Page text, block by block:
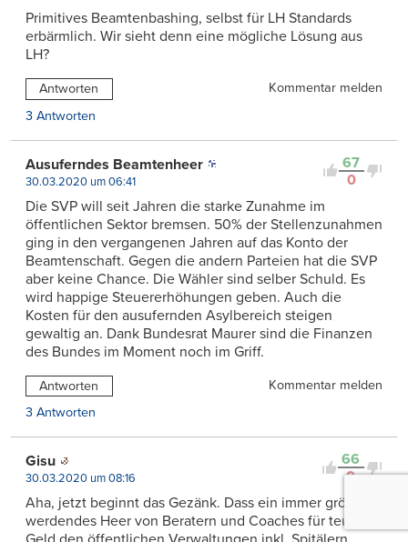
Primitives Beamtenbashing, selbst für LH Standards
erbärmlich. Wir sieht denn eine mögliche Lösung aus
LH?
Antworten
Kommentar melden
3 Antworten
67
0
Ausuferndes Beamtenheer
30.03.2020 um 06:41
Die SVP will seit Jahren die starke Zunahme im
öffentlichen Sektor bremsen. 50% der Stellenzunahmen
ging in den vergangenen Jahren auf das Konto der
Beamtenschaft. Gegen die andern Parteien hat die SVP
aber keine Chance. Die Wähler sind selber Schuld. Es
wird happige Steuererhöhungen geben. Auch die
Kosten für den ausufernden Asylbereich steigen
gewaltig an. Dank Bundesrat Maurer sind die Finanzen
des Bundes im Moment noch im Griff.
Antworten
Kommentar melden
3 Antworten
66
0
Gisu
30.03.2020 um 08:16
Aha, jetzt beginnt das Gezänk. Dass ein immer grösser
werdendes Heer von Beratern und Coaches für teures